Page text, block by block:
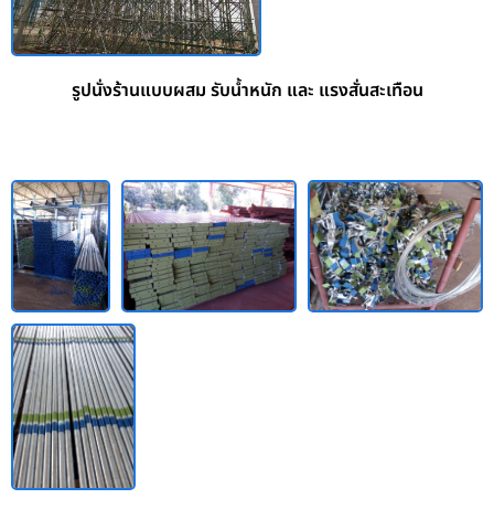
รูปนั่งร้านแบบผสม รับน้ำหนัก และ แรงสั่นสะเทือน